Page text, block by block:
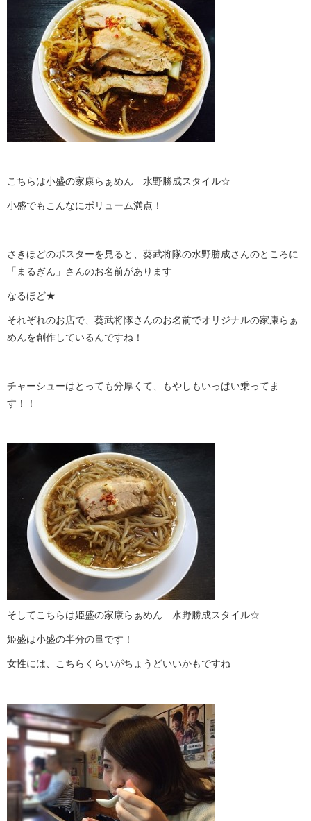
こちらは小盛の家康らぁめん 水野勝成スタイル☆
小盛でもこんなにボリューム満点！
さきほどのポスターを見ると、葵武将隊の水野勝成さんのところに
「まるぎん」さんのお名前があります
なるほど★
それぞれのお店で、葵武将隊さんのお名前でオリジナルの家康らぁ
めんを創作しているんですね！
チャーシューはとっても分厚くて、もやしもいっぱい乗ってま
す！！
そしてこちらは姫盛の家康らぁめん 水野勝成スタイル☆
姫盛は小盛の半分の量です！
女性には、こちらくらいがちょうどいいかもですね